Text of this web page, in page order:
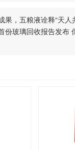
果，五粮液诠释“天人
份玻璃回收报告发布